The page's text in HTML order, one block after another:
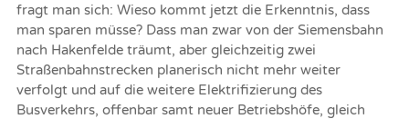
fragt man sich: Wieso kommt jetzt die Erkenntnis, dass
man sparen müsse? Dass man zwar von der Siemensbahn
nach Hakenfelde träumt, aber gleichzeitig zwei
Straßenbahnstrecken planerisch nicht mehr weiter
verfolgt und auf die weitere Elektrifizierung des
Busverkehrs, offenbar samt neuer Betriebshöfe, gleich